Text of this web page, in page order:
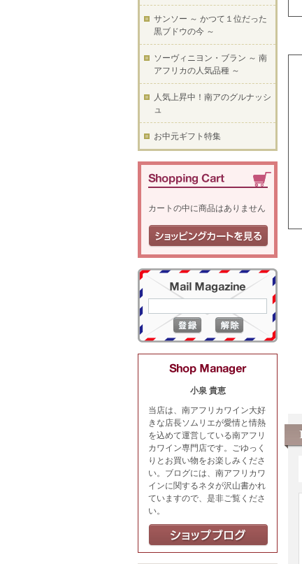
サンソー ～ かつて１位だった
黒ブドウの今 ～
ソーヴィニヨン・ブラン ～ 南
アフリカの人気品種 ～
人気上昇中！南アのグルナッシ
ュ
お中元ギフト特集
カートの中に商品はありません
小泉 貴恵
当店は、南アフリカワイン大好
きな店長ソムリエが愛情と情熱
を込めて運営している南アフリ
カワイン専門店です。ごゆっく
りとお買い物をお楽しみくださ
い。ブログには、南アフリカワ
インに関するネタが沢山書かれ
ていますので、是非ご覧くださ
い。